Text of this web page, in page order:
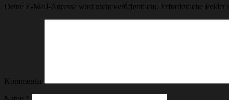
Deine E-Mail-Adresse wird nicht veröffentlicht. Erforderliche Felder
Kommentar